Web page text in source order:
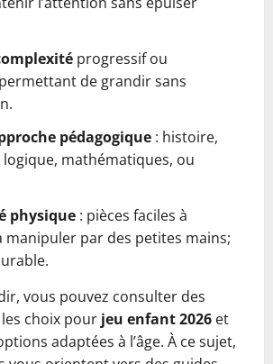
progressif ou
de grandir sans
pédagogique : histoire,
mathématiques, ou
physique : pièces faciles à
manipuler par des petites mains;
vous pouvez consulter des
choix pour jeu enfant 2026 et
adaptées à l’âge. À ce sujet,